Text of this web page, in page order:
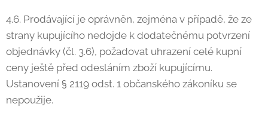
4.6. Prodávající je oprávněn, zejména v případě, že ze
strany kupujícího nedojde k dodatečnému potvrzení
objednávky (čl. 3.6), požadovat uhrazení celé kupní
ceny ještě před odesláním zboží kupujícímu.
Ustanovení § 2119 odst. 1 občanského zákoníku se
nepoužije.